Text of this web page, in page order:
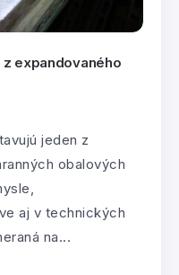
expandovaného
jeden z
obalových
aj v technických
na...